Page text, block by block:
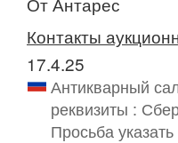
Контакты
17.4.25
Антикварный
реквизиты :
Просьба